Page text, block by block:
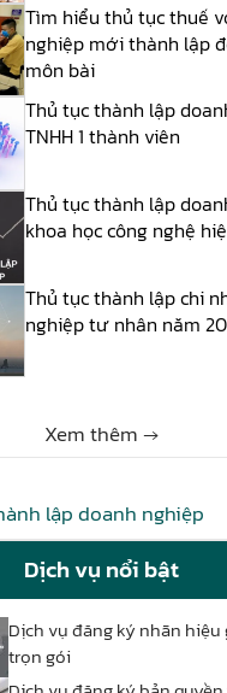
Tìm hiểu thủ tục thuế
nghiệp mới thành lập
môn bài
Thủ tục thành lập
TNHH 1 thành viên
Thủ tục thành lập
khoa học công nghệ
Thủ tục thành lập chi
nghiệp tư nhân năm
Xem thêm →
lập doanh nghiệp
Dịch vụ nổi bật
Dịch vụ đăng ký nhãn hiệu
trọn gói